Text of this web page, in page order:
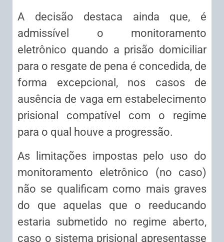
A decisão destaca ainda que, é
admissível o monitoramento
eletrônico quando a prisão domiciliar
para o resgate de pena é concedida, de
forma excepcional, nos casos de
ausência de vaga em estabelecimento
prisional compatível com o regime
para o qual houve a progressão.
As limitações impostas pelo uso do
monitoramento eletrônico (no caso)
não se qualificam como mais graves
do que aquelas que o reeducando
estaria submetido no regime aberto,
caso o sistema prisional apresentasse